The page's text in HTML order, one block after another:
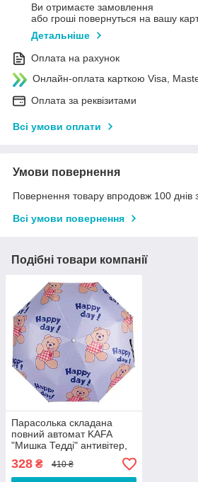
Ви отримаєте замовлення
або гроші повернуться на вашу
Детальніше
Оплата на рахунок
Онлайн-оплата карткою Visa,
Оплата за реквізитами
Всі умови оплати
Умови повернення
Повернення товару впродовж 100 днів
Всі умови повернення
Подібні товари компанії
Парасолька складана
повний автомат KAFA
"Мишка Тедді" антивітер,
УФ-захист (3324)
328 ₴ 410 ₴